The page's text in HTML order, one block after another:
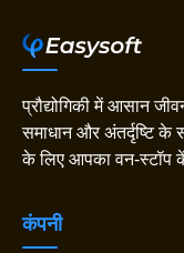
प्रौद्योगिकी में आसान
समाधान और अंतर्दृष्टि के
के लिए आपका वन-स्टॉप
कंपनी